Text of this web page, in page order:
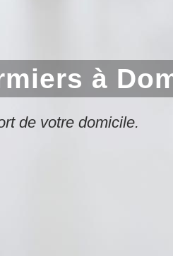
à
de votre domicile.